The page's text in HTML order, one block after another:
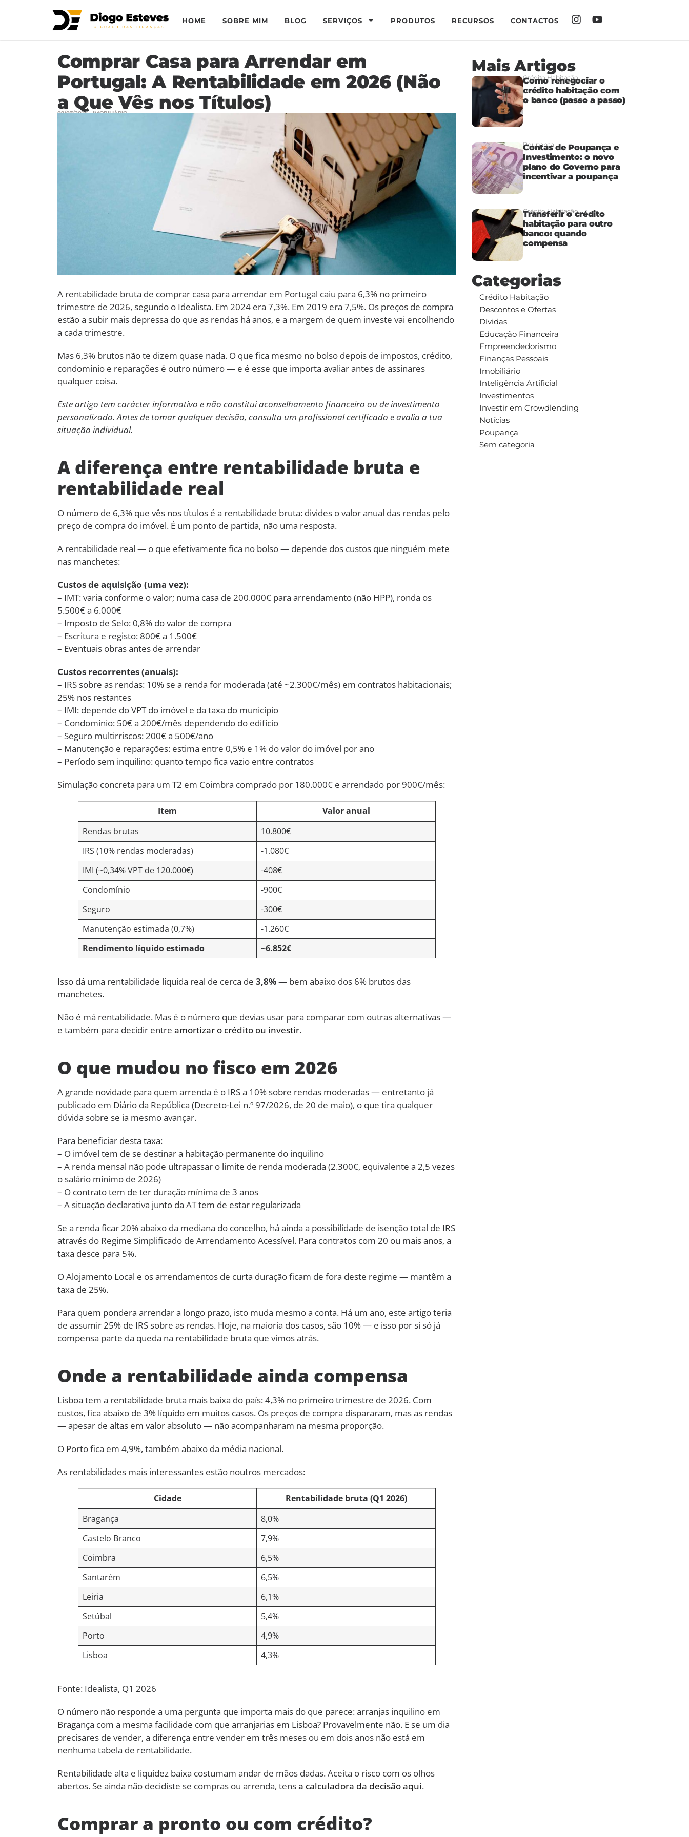
HOME SOBRE MIM BLOG SERVIÇOS PRODUTOS RECURSOS CONTACTOS
Comprar Casa para Arrendar em
Portugal: A Rentabilidade em 2026 (Não
a Que Vês nos Títulos)
09/07/2026 IMOBILIÁRIO
A rentabilidade bruta de comprar casa para arrendar em Portugal caiu para 6,3% no primeiro
trimestre de 2026, segundo o Idealista. Em 2024 era 7,3%. Em 2019 era 7,5%. Os preços de compra
estão a subir mais depressa do que as rendas há anos, e a margem de quem investe vai encolhendo
a cada trimestre.
Mas 6,3% brutos não te dizem quase nada. O que fica mesmo no bolso depois de impostos, crédito,
condomínio e reparações é outro número — e é esse que importa avaliar antes de assinares
qualquer coisa.
Este artigo tem carácter informativo e não constitui aconselhamento financeiro ou de investimento
personalizado. Antes de tomar qualquer decisão, consulta um profissional certificado e avalia a tua
situação individual.
A diferença entre rentabilidade bruta e
rentabilidade real
O número de 6,3% que vês nos títulos é a rentabilidade bruta: divides o valor anual das rendas pelo
preço de compra do imóvel. É um ponto de partida, não uma resposta.
A rentabilidade real — o que efetivamente fica no bolso — depende dos custos que ninguém mete
nas manchetes:
Custos de aquisição (uma vez):
– IMT: varia conforme o valor; numa casa de 200.000€ para arrendamento (não HPP), ronda os
5.500€ a 6.000€
– Imposto de Selo: 0,8% do valor de compra
– Escritura e registo: 800€ a 1.500€
– Eventuais obras antes de arrendar
Custos recorrentes (anuais):
– IRS sobre as rendas: 10% se a renda for moderada (até ~2.300€/mês) em contratos habitacionais;
25% nos restantes
– IMI: depende do VPT do imóvel e da taxa do município
– Condomínio: 50€ a 200€/mês dependendo do edifício
– Seguro multirriscos: 200€ a 500€/ano
– Manutenção e reparações: estima entre 0,5% e 1% do valor do imóvel por ano
– Período sem inquilino: quanto tempo fica vazio entre contratos
Simulação concreta para um T2 em Coimbra comprado por 180.000€ e arrendado por 900€/mês:
Item
Valor anual
Rendas brutas
10.800€
IRS (10% rendas moderadas)
-1.080€
IMI (~0,34% VPT de 120.000€)
-408€
Condomínio
-900€
Seguro
-300€
Manutenção estimada (0,7%)
-1.260€
Rendimento líquido estimado
~6.852€
Isso dá uma rentabilidade líquida real de cerca de 3,8%— bem abaixo dos 6% brutos das
manchetes.
Não é má rentabilidade. Mas é o número que devias usar para comparar com outras alternativas —
e também para decidir entre amortizar o crédito ou investir.
O que mudou no fisco em 2026
A grande novidade para quem arrenda é o IRS a 10% sobre rendas moderadas — entretanto já
publicado em Diário da República (Decreto-Lei n.º 97/2026, de 20 de maio), o que tira qualquer
dúvida sobre se ia mesmo avançar.
Para beneficiar desta taxa:
– O imóvel tem de se destinar a habitação permanente do inquilino
– A renda mensal não pode ultrapassar o limite de renda moderada (2.300€, equivalente a 2,5 vezes
o salário mínimo de 2026)
– O contrato tem de ter duração mínima de 3 anos
– A situação declarativa junto da AT tem de estar regularizada
Se a renda ficar 20% abaixo da mediana do concelho, há ainda a possibilidade de isenção total de IRS
através do Regime Simplificado de Arrendamento Acessível. Para contratos com 20 ou mais anos, a
taxa desce para 5%.
O Alojamento Local e os arrendamentos de curta duração ficam de fora deste regime — mantêm a
taxa de 25%.
Para quem pondera arrendar a longo prazo, isto muda mesmo a conta. Há um ano, este artigo teria
de assumir 25% de IRS sobre as rendas. Hoje, na maioria dos casos, são 10% — e isso por si só já
compensa parte da queda na rentabilidade bruta que vimos atrás.
Onde a rentabilidade ainda compensa
Lisboa tem a rentabilidade bruta mais baixa do país: 4,3% no primeiro trimestre de 2026. Com
custos, fica abaixo de 3% líquido em muitos casos. Os preços de compra dispararam, mas as rendas
— apesar de altas em valor absoluto — não acompanharam na mesma proporção.
O Porto fica em 4,9%, também abaixo da média nacional.
As rentabilidades mais interessantes estão noutros mercados:
Cidade
Rentabilidade bruta (Q1 2026)
Bragança
8,0%
Castelo Branco
7,9%
Coimbra
6,5%
Santarém
6,5%
Leiria
6,1%
Setúbal
5,4%
Porto
4,9%
Lisboa
4,3%
Fonte: Idealista, Q1 2026
O número não responde a uma pergunta que importa mais do que parece: arranjas inquilino em
Bragança com a mesma facilidade com que arranjarias em Lisboa? Provavelmente não. E se um dia
precisares de vender, a diferença entre vender em três meses ou em dois anos não está em
nenhuma tabela de rentabilidade.
Rentabilidade alta e liquidez baixa costumam andar de mãos dadas. Aceita o risco com os olhos
abertos. Se ainda não decidiste se compras ou arrenda, tensa calculadora da decisão aqui.
Comprar a pronto ou com crédito?
Mais Artigos
Crédito Habitação
Como renegociar o
crédito habitação com
o banco (passo a passo)
Poupança
Contas de Poupança e
Investimento: o novo
plano do Governo para
incentivar a poupança
Crédito Habitação
Transferir o crédito
habitação para outro
banco: quando
compensa
Categorias
Crédito Habitação
Descontos e Ofertas
Dívidas
Educação Financeira
Empreendedorismo
Finanças Pessoais
Imobiliário
Inteligência Artificial
Investimentos
Investir em Crowdlending
Notícias
Poupança
Sem categoria